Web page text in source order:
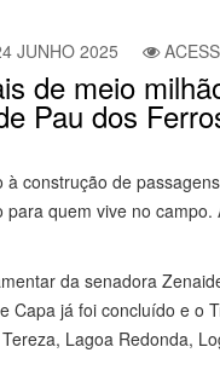
JUNHO 2025
de meio
Pau dos
construção de
quem vive no
da senadora
Capa já foi concluído e o
Lagoa Redonda,